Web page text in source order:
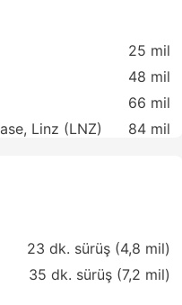
25 mil
48 mil
66 mil
Linz (LNZ)
84 mil
23 dk. sürüş (4,8 mil)
35 dk. sürüş (7,2 mil)